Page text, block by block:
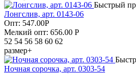
Быстрый
Лонгслив, арт. 0143-06
Опт: 547.00Р
Мелкий опт: 656.00 Р
52 54 56 58 60 62
размер+
Ночная сорочка, арт. 0303-54